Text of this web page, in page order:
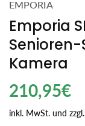
EMPORIA
Emporia
Kamera
Regulärer
210,95€
inkl. MwSt. und zzgl.